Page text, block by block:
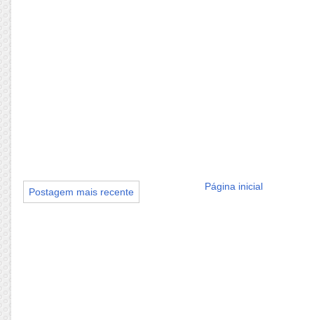
Postagem mais recente Página inicial